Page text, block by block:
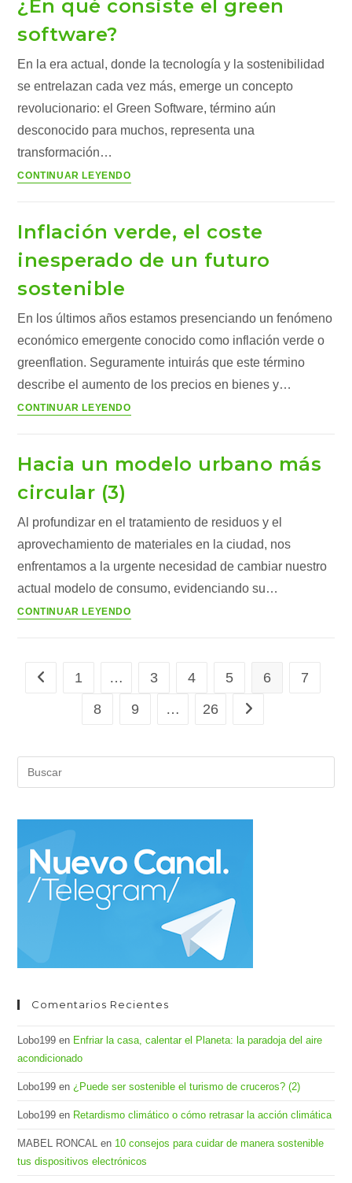
el
cálido
¿En qué consiste el green
software?
En la era actual, donde la tecnología y la sostenibilidad
se entrelazan cada vez más, emerge un concepto
revolucionario: el Green Software, término aún
desconocido para muchos, representa una
transformación…
CONTINUAR LEYENDO¿En
el
green
software?
Inflación verde, el coste
inesperado de un futuro
sostenible
En los últimos años estamos presenciando un fenómeno
económico emergente conocido como inflación verde o
greenflation. Seguramente intuirás que este término
describe el aumento de los precios en bienes y…
CONTINUAR LEYENDOInflación
coste
un
futuro
sostenible
Hacia un modelo urbano más
circular (3)
Al profundizar en el tratamiento de residuos y el
aprovechamiento de materiales en la ciudad, nos
enfrentamos a la urgente necesidad de cambiar nuestro
actual modelo de consumo, evidenciando su…
CONTINUAR LEYENDOHacia
circular
Ir a la página anterior
1 … 3 4 5 6
7
8
9 … 26 Ir a la página
Comentarios Recientes
Lobo199 en Enfriar la casa, calentar el Planeta: la paradoja del aire
acondicionado
Lobo199 en¿Puede ser sostenible el turismo de cruceros? (2)
Lobo199 en Retardismo climático o cómo retrasar la acción climática
MABEL RONCAL en 10 consejos para cuidar de manera sostenible
tus dispositivos electrónicos